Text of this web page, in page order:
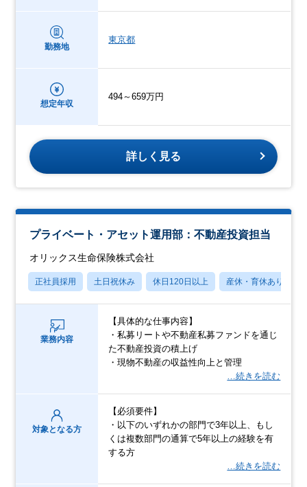
勤務地
東京都
想定年収
494～659万円
詳しく見る
プライベート・アセット運用部：不動産投資担当
オリックス生命保険株式会社
正社員採用 土日祝休み 休日120日以上 産休・育休あり
業務内容
【具体的な仕事内容】
・私募リートや不動産私募ファンドを通じ
た不動産投資の積上げ
・現物不動産の収益性向上と管理
…続きを読む
対象となる方
【必須要件】
・以下のいずれかの部門で3年以上、もし
くは複数部門の通算で5年以上の経験を有
する方
…続きを読む